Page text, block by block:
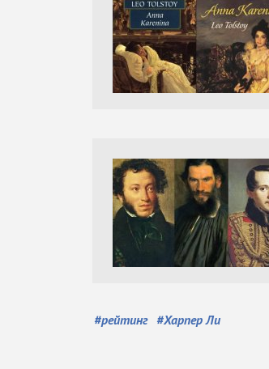
#рейтинг #Харпер Ли